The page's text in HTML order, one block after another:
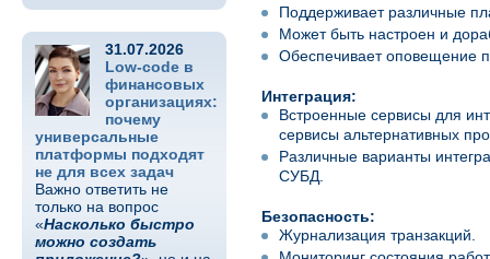
31.07.2026
Low-code в
финансовых
организациях:
почему
универсальные
платформы подходят
не для всех задач
Важно ответить не
только на вопрос
«Насколько быстро
можно создать
Поддерживает различные
Может быть настроен и
Обеспечивает оповещение
Интеграция:
Встроенные сервисы для
сервисы альтернативных
Различные варианты
СУБД.
Безопасность:
Журнализация транзакций.